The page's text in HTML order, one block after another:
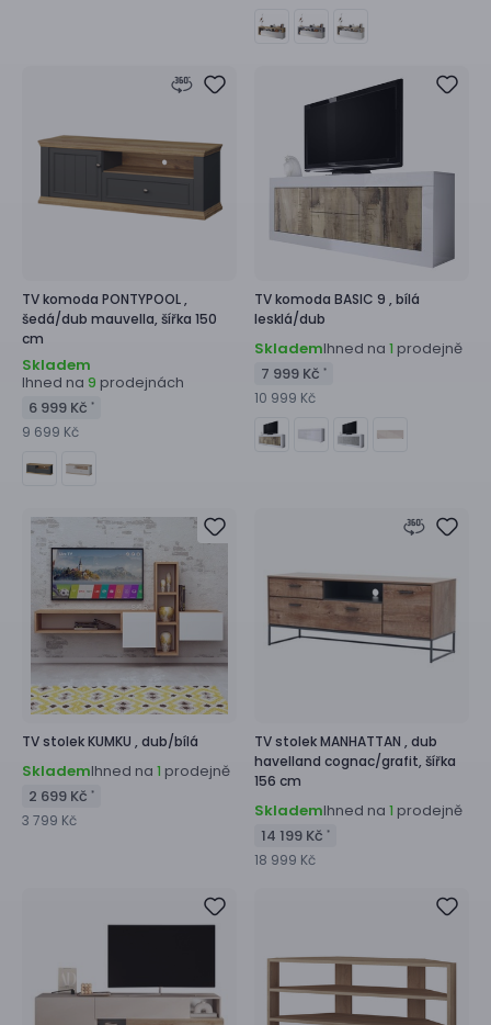
TV komoda PONTYPOOL ,
šedá/dub mauvella, šířka 150
cm
Skladem
Ihned na 9 prodejnách
6 999 Kč *
9 699 Kč
TV komoda BASIC 9 , bílá
lesklá/dub
SklademIhned na 1 prodejně
7 999 Kč *
10 999 Kč
TV stolekKUMKU , dub/bílá
SklademIhned na 1 prodejně
2 699 Kč *
3 799 Kč
TV stolekMANHATTAN , dub
havelland cognac/grafit, šířka
156 cm
SklademIhned na 1 prodejně
14 199 Kč *
18 999 Kč